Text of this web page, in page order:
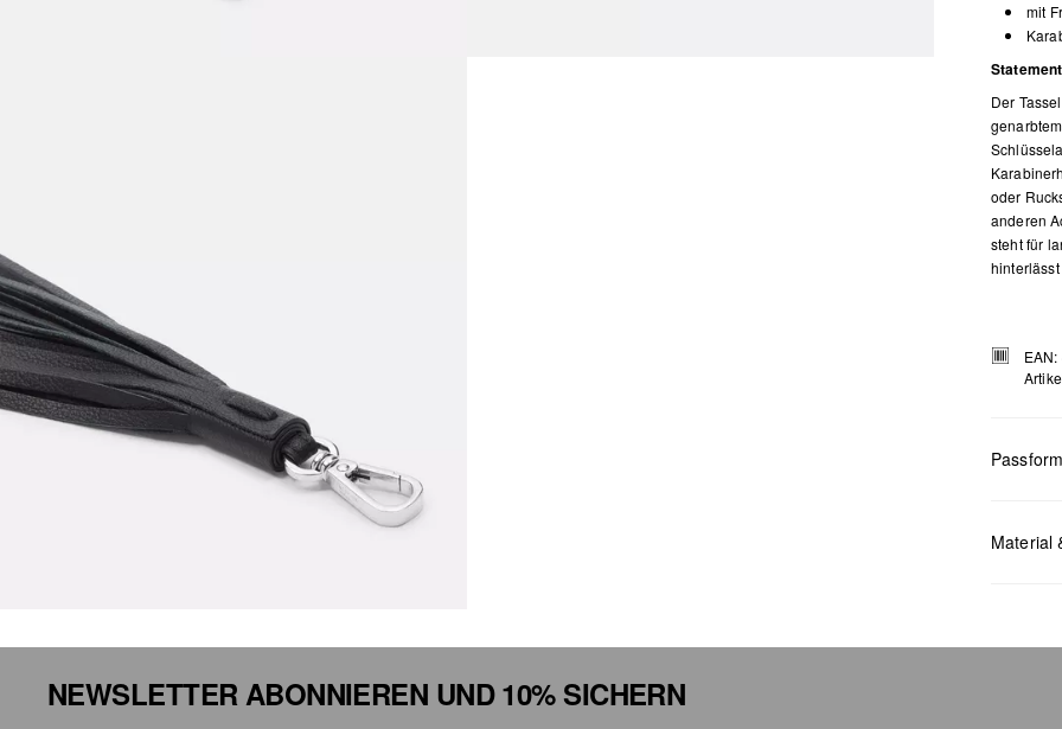
mit
Der
oder
anderen
steht für
Passform
Material
NEWSLETTER ABONNIEREN UND 10% SICHERN